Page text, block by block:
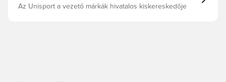
Az Unisport a vezető márkák hivatalos kiskereskedője